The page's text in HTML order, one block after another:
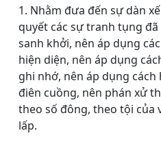
1. Nhằm đưa đến sự dàn
quyết các sự tranh tụng
sanh khởi, nên áp dụng
hiện diện, nên áp dụng
ghi nhớ, nên áp dụng
điên cuồng, nên phán xử
theo số đông, theo tội của
lấp.